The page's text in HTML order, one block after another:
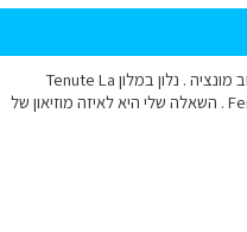
שלום למומחים, אנחנו משפחה זוג+3 בנים (6,10,11 ) נוסעים לצפון איטליה ב25 ליוני עד 3 ליולי . טיסות הלוך ושוב מונציה . נלון במלון Tenute La
Borgetta ליד עיר Sermione . באחד הימים אנו מתכננים לנסוע למילאנו לאיצטדיון San Siro וגם למוזיאון Ferrari . השאלה שלי היא לאיזה מוזיאון של